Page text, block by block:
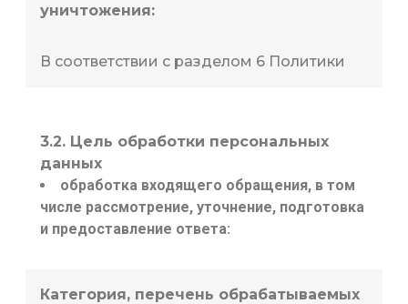
уничтожения:
В соответствии с разделом 6 Политики
3.2. Цель обработки персональных
данных
обработка входящего обращения, в том
числе рассмотрение, уточнение, подготовка
и предоставление ответа:
Категория, перечень обрабатываемых